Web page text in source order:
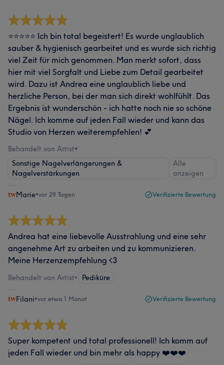
⭐⭐⭐⭐⭐ Ich bin total begeistert! Es wurde unglaublich
sauber & hygienisch gearbeitet und es wurde sich richtig
viel Zeit für mich genommen. Man merkt sofort, dass
hier mit viel Sorgfalt und Liebe zum Detail gearbeitet
wird. Dazu ist Andrea eine unglaublich liebe und
herzliche Person, bei der man sich direkt wohlfühlt. Das
Ergebnis ist wunderschön - ich hatte noch nie so schöne
Nägel. Ich komme auf jeden Fall wieder und kann das
Studio von Herzen weiterempfehlen! 💕
Behandelt von Artist•
Sonstige Nagelverlängerungen &
Nagelverstärkungen
Alle
anzeigen
Marie•vor 29 Tagen Verifizierte Bewertung
Andrea hat eine liebevolle Ausstrahlung und eine sehr
angenehme Art zu arbeiten und zu kommunizieren.
Meine Herzenzempfehlung <3
Behandelt von Artist• Pediküre
Filani•vor etwa 1 Monat Verifizierte Bewertung
Super kompetent und total professionell! Ich komm auf
jeden Fall wieder und bin mehr als happy ❤️❤️❤️